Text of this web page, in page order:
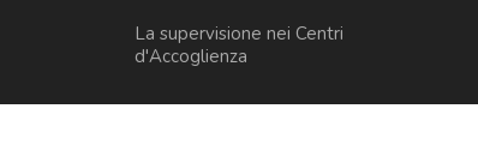
La supervisione nei Centri
d'Accoglienza